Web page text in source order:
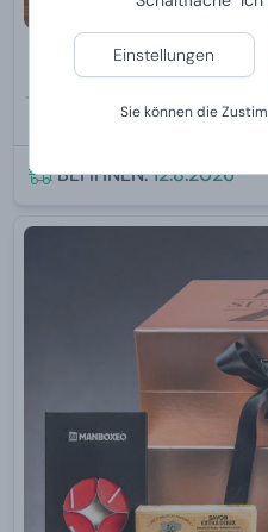
Einstellungen
Sie können die
Geschenkset zum
99 €
BEI IHNEN:12.8.2026